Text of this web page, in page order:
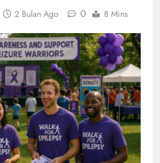
2 Bulan Ago 0 8 Mins